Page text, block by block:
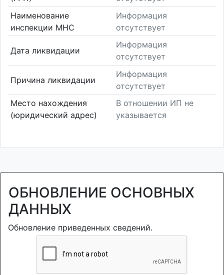
Наименование
инспекции МНС
Информация
отсутствует
Дата ликвидации
Информация
отсутствует
Причина ликвидации
Информация
отсутствует
Место нахождения
(юридический адрес)
В отношении ИП не
указывается
ОБНОВЛЕНИЕ ОСНОВНЫХ
ДАННЫХ
Обновление приведенных сведений.